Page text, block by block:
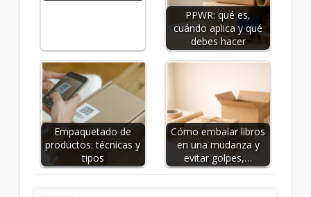
PPWR: qué es,
cuándo aplica y qué
debes hacer
Empaquetado de
productos: técnicas y
tipos
Cómo embalar libros
en una mudanza y
evitar golpes,…